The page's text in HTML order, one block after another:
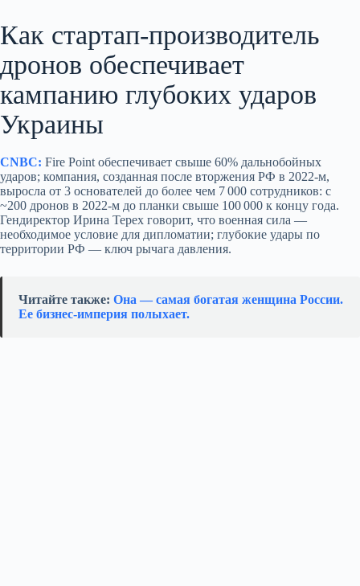
Как стартап‑производитель
дронов обеспечивает
кампанию глубоких ударов
Украины
CNBC: Fire Point обеспечивает свыше 60% дальнобойных
ударов; компания, созданная после вторжения РФ в 2022‑м,
выросла от 3 основателей до более чем 7 000 сотрудников: с
~200 дронов в 2022‑м до планки свыше 100 000 к концу года.
Гендиректор Ирина Терех говорит, что военная сила —
необходимое условие для дипломатии; глубокие удары по
территории РФ — ключ рычага давления.
Читайте также: Она — самая богатая женщина России.
Ее бизнес‑империя полыхает.